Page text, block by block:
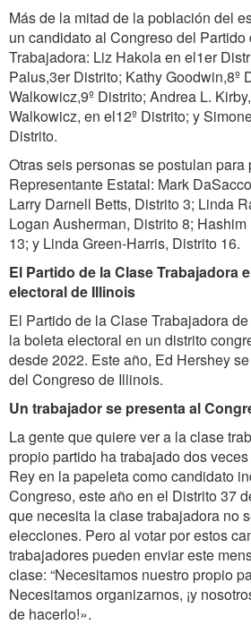
Más de la mitad de la población del
un candidato al Congreso del
Trabajadora: Liz Hakola en el1er
Palus,3er Distrito; Kathy Goodwin,8º
Walkowicz,9º Distrito; Andrea L.
Walkowicz, en el12º Distrito; y
Distrito.
Otras seis personas se postulan para
Representante Estatal: Mark
Larry Darnell Betts, Distrito 3; Linda
Logan Ausherman, Distrito 8;
13; y Linda Green-Harris, Distrito 16.
El Partido de la Clase Trabajadora
electoral de Illinois
El Partido de la Clase Trabajadora
la boleta electoral en un distrito
desde 2022. Este año, Ed Hershey
del Congreso de Illinois.
Un trabajador se presenta al
La gente que quiere ver a la clase
propio partido ha trabajado dos
Rey en la papeleta como candidato
Congreso, este año en el Distrito 37
que necesita la clase trabajadora no
elecciones. Pero al votar por estos
trabajadores pueden enviar este
clase: “Necesitamos nuestro propio
Necesitamos organizarnos, ¡y
de hacerlo!».